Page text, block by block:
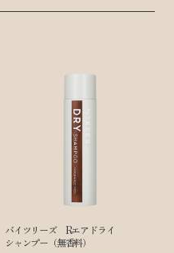
バイツリーズ Rエアドライ
シャンプー（無香料）